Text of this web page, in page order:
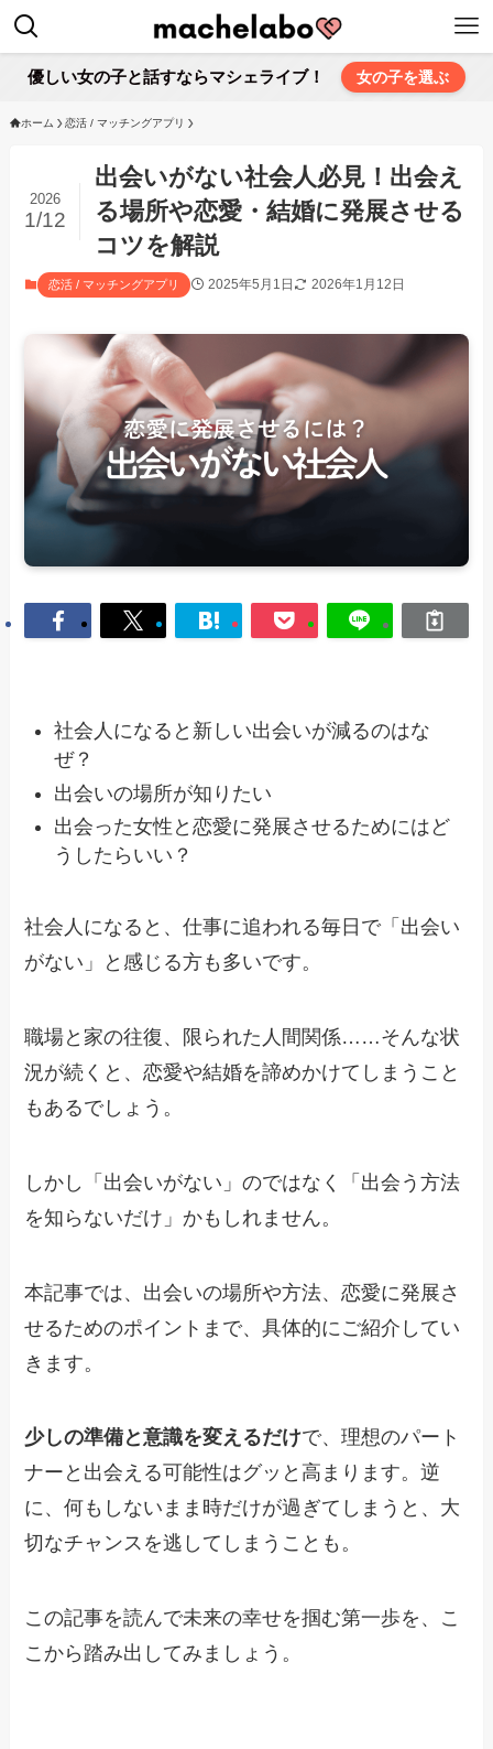
優しい女の子と話すならマシェライブ！ 女の子を選ぶ
ホーム 恋活 / マッチングアプリ
出会いがない社会人必見！出会え
る場所や恋愛・結婚に発展させる
コツを解説
2026
1/12
恋活 / マッチングアプリ 2025年5月1日 2026年1月12日
社会人になると新しい出会いが減るのはな
ぜ？
出会いの場所が知りたい
出会った女性と恋愛に発展させるためにはど
うしたらいい？
社会人になると、仕事に追われる毎日で「出会い
がない」と感じる方も多いです。
職場と家の往復、限られた人間関係……そんな状
況が続くと、恋愛や結婚を諦めかけてしまうこと
もあるでしょう。
しかし「出会いがない」のではなく「出会う方法
を知らないだけ」かもしれません。
本記事では、出会いの場所や方法、恋愛に発展さ
せるためのポイントまで、具体的にご紹介してい
きます。
少しの準備と意識を変えるだけで、理想のパート
ナーと出会える可能性はグッと高まります。逆
に、何もしないまま時だけが過ぎてしまうと、大
切なチャンスを逃してしまうことも。
この記事を読んで未来の幸せを掴む第一歩を、こ
こから踏み出してみましょう。